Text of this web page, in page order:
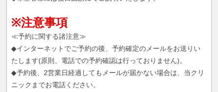
※注意事項
≪予約に関する諸注意≫
◆インターネットでご予約の後、予約確定のメールをお送りい
たします(原則、電話での予約確認は行っておりません)。
◆予約後、2営業日経過してもメールが届かない場合は、当クリ
ニックまでお電話ください。